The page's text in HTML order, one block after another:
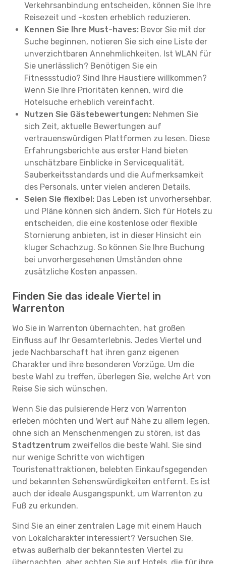
Verkehrsanbindung entscheiden, können Sie Ihre
Reisezeit und -kosten erheblich reduzieren.
Kennen Sie Ihre Must-haves: Bevor Sie mit der
Suche beginnen, notieren Sie sich eine Liste der
unverzichtbaren Annehmlichkeiten. Ist WLAN für
Sie unerlässlich? Benötigen Sie ein
Fitnessstudio? Sind Ihre Haustiere willkommen?
Wenn Sie Ihre Prioritäten kennen, wird die
Hotelsuche erheblich vereinfacht.
Nutzen Sie Gästebewertungen: Nehmen Sie
sich Zeit, aktuelle Bewertungen auf
vertrauenswürdigen Plattformen zu lesen. Diese
Erfahrungsberichte aus erster Hand bieten
unschätzbare Einblicke in Servicequalität,
Sauberkeitsstandards und die Aufmerksamkeit
des Personals, unter vielen anderen Details.
Seien Sie flexibel: Das Leben ist unvorhersehbar,
und Pläne können sich ändern. Sich für Hotels zu
entscheiden, die eine kostenlose oder flexible
Stornierung anbieten, ist in dieser Hinsicht ein
kluger Schachzug. So können Sie Ihre Buchung
bei unvorhergesehenen Umständen ohne
zusätzliche Kosten anpassen.
Finden Sie das ideale Viertel in
Warrenton
Wo Sie in Warrenton übernachten, hat großen
Einfluss auf Ihr Gesamterlebnis. Jedes Viertel und
jede Nachbarschaft hat ihren ganz eigenen
Charakter und ihre besonderen Vorzüge. Um die
beste Wahl zu treffen, überlegen Sie, welche Art von
Reise Sie sich wünschen.
Wenn Sie das pulsierende Herz von Warrenton
erleben möchten und Wert auf Nähe zu allem legen,
ohne sich an Menschenmengen zu stören, ist das
Stadtzentrum zweifellos die beste Wahl. Sie sind
nur wenige Schritte von wichtigen
Touristenattraktionen, belebten Einkaufsgegenden
und bekannten Sehenswürdigkeiten entfernt. Es ist
auch der ideale Ausgangspunkt, um Warrenton zu
Fuß zu erkunden.
Sind Sie an einer zentralen Lage mit einem Hauch
von Lokalcharakter interessiert? Versuchen Sie,
etwas außerhalb der bekanntesten Viertel zu